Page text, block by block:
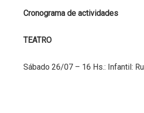
Cronograma de actividades
TEATRO
Sábado 26/07 – 16 Hs.: Infantil: